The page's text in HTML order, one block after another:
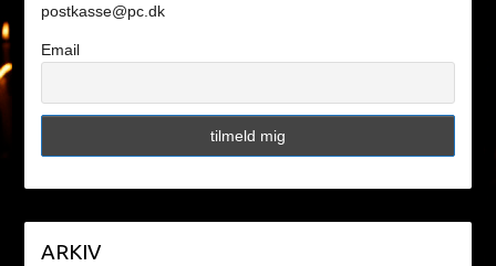
postkasse@pc.dk
Email
ARKIV